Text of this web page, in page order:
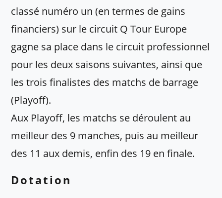
classé numéro un (en termes de gains
financiers) sur le circuit Q Tour Europe
gagne sa place dans le circuit professionnel
pour les deux saisons suivantes, ainsi que
les trois finalistes des matchs de barrage
(Playoff).
Aux Playoff, les matchs se déroulent au
meilleur des 9 manches, puis au meilleur
des 11 aux demis, enfin des 19 en finale.
Dotation